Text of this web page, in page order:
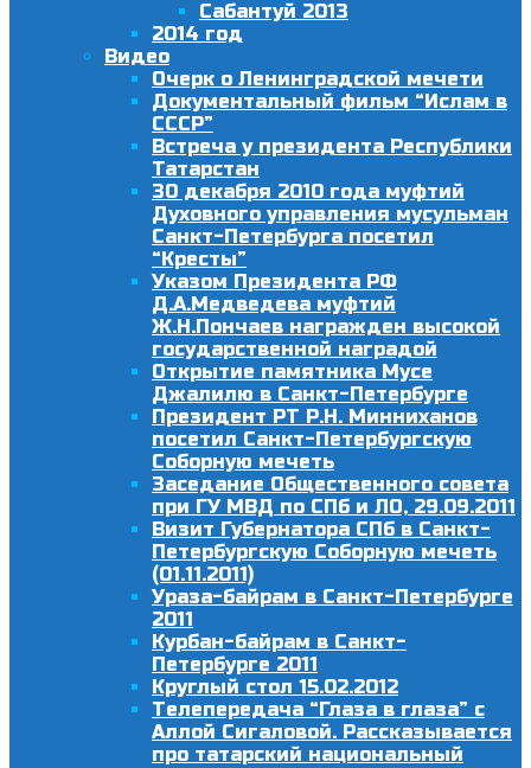
Сабантуй 2013
2014 год
Видео
Очерк о Ленинградской мечети
Документальный фильм “Ислам в
СССР”
Встреча у президента Республики
Татарстан
30 декабря 2010 года муфтий
Духовного управления мусульман
Санкт-Петербурга посетил
“Кресты”
Указом Президента РФ
Д.А.Медведева муфтий
Ж.Н.Пончаев награжден высокой
государственной наградой
Открытие памятника Мусе
Джалилю в Санкт-Петербурге
Президент РТ Р.Н. Минниханов
посетил Санкт-Петербургскую
Соборную мечеть
Заседание Общественного совета
при ГУ МВД по СПб и ЛО, 29.09.2011
Визит Губернатора СПб в Санкт-
Петербургскую Соборную мечеть
(01.11.2011)
Ураза-байрам в Санкт-Петербурге
2011
Курбан-байрам в Санкт-
Петербурге 2011
Круглый стол 15.02.2012
Телепередача “Глаза в глаза” с
Аллой Сигаловой. Рассказывается
про татарский национальный